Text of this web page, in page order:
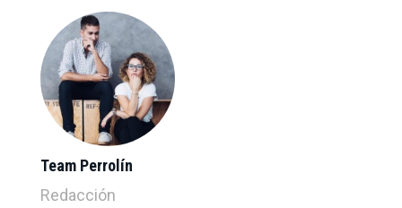
Team Perrolín
Redacción